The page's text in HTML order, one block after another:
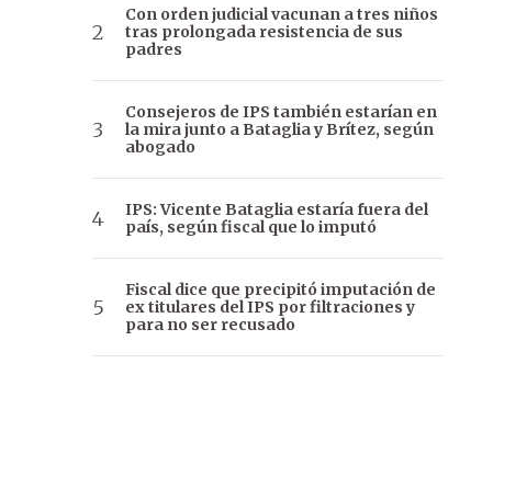
Con orden judicial vacunan a tres niños
tras prolongada resistencia de sus
padres
Consejeros de IPS también estarían en
la mira junto a Bataglia y Brítez, según
abogado
IPS: Vicente Bataglia estaría fuera del
país, según fiscal que lo imputó
Fiscal dice que precipitó imputación de
ex titulares del IPS por filtraciones y
para no ser recusado